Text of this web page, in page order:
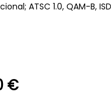
ATSC 1.0, QAM-B,
€